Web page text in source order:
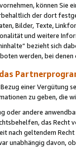
können Sie
der dort
Bilder, Texte,
und weitere
bezieht sich
werden, bei
einer Vergütung
zu geben, die
oder andere
das
nach geltendem
unabhängig davon,